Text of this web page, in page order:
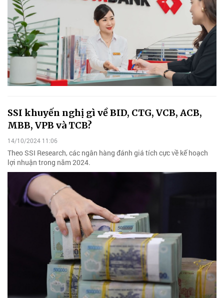
SSI khuyến nghị gì về BID, CTG, VCB, ACB,
MBB, VPB và TCB?
14/10/2024 11:06
Theo SSI Research, các ngân hàng đánh giá tích cực về kế hoạch
lợi nhuận trong năm 2024.